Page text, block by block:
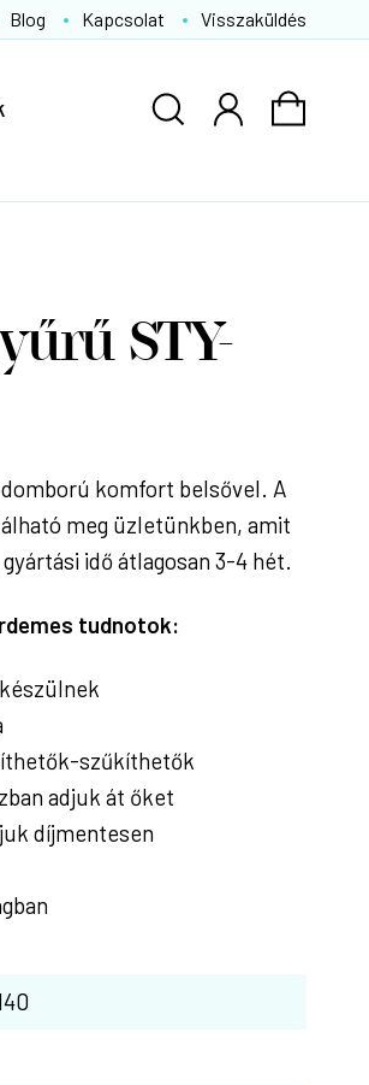
Blog Kapcsolat Visszaküldés
STY-
komfort belsővel. A
meg üzletünkben, amit
idő átlagosan 3-4 hét.
tudnotok:
szűkíthetők
adjuk át őket
díjmentesen